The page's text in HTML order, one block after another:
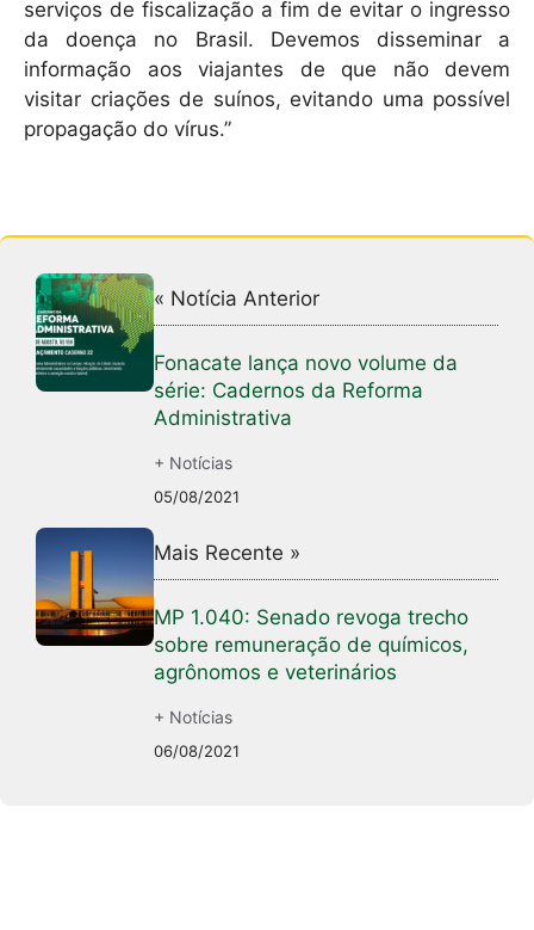
serviços de fiscalização a fim de evitar o ingresso
da doença no Brasil. Devemos disseminar a
informação aos viajantes de que não devem
visitar criações de suínos, evitando uma possível
propagação do vírus.”
« Notícia Anterior
Fonacate lança novo volume da
série: Cadernos da Reforma
Administrativa
+ Notícias
05/08/2021
Mais Recente »
MP 1.040: Senado revoga trecho
sobre remuneração de químicos,
agrônomos e veterinários
+ Notícias
06/08/2021